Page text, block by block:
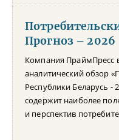
Прогноз – 2026
Компания ПраймПресс
аналитический обзор
Республики Беларусь -
содержит наиболее
и перспектив